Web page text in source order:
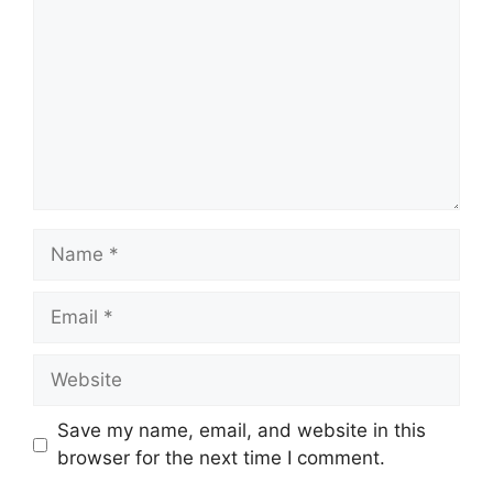
Name
Email
Website
Save my name, email, and website in this
browser for the next time I comment.